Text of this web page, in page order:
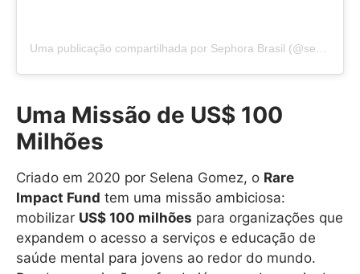
Uma publicação compartilhada por Sephora Brasil (@sephorabrasil)
Uma Missão de US$ 100
Milhões
Criado em 2020 por Selena Gomez, o Rare
Impact Fund tem uma missão ambiciosa:
mobilizar US$ 100 milhões para organizações que
expandem o acesso a serviços e educação de
saúde mental para jovens ao redor do mundo.